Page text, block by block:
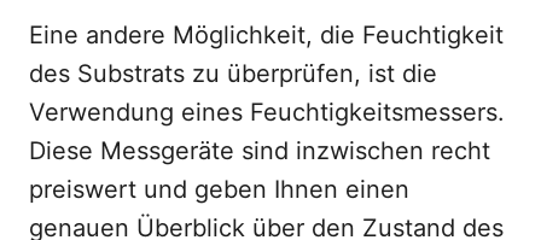
Eine andere Möglichkeit, die Feuchtigkeit
des Substrats zu überprüfen, ist die
Verwendung eines Feuchtigkeitsmessers.
Diese Messgeräte sind inzwischen recht
preiswert und geben Ihnen einen
genauen Überblick über den Zustand des